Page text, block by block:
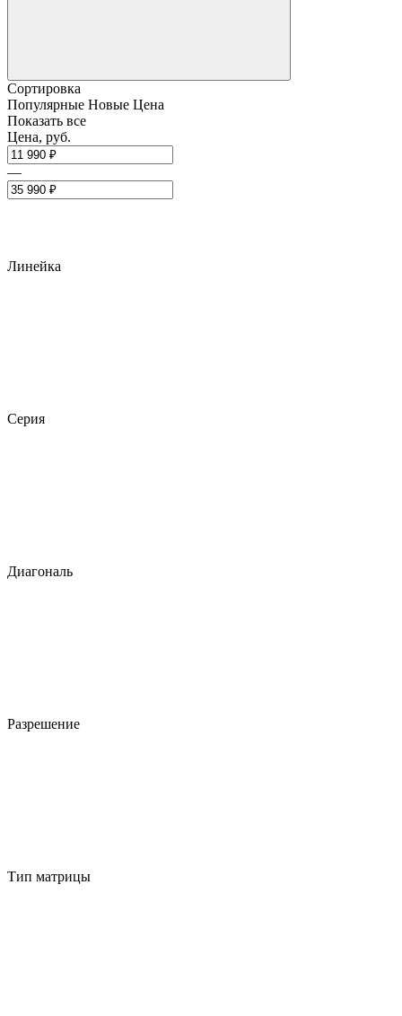
Сортировка
Популярные Новые Цена
Показать все
Цена, руб.
—
Линейка
Серия
Диагональ
Разрешение
Тип матрицы